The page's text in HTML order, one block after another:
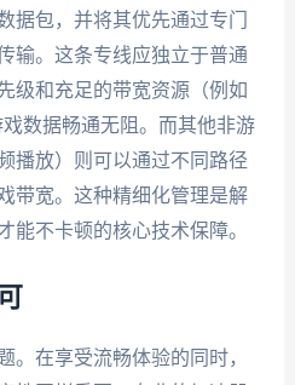
据包，并将其优先通过专门
输。这条专线应独立于普通
级和充足的带宽资源（例如
数据畅通无阻。而其他非游
播放）则可以通过不同路径
带宽。这种精细化管理是解
能不卡顿的核心技术保障。
。在享受流畅体验的同时，